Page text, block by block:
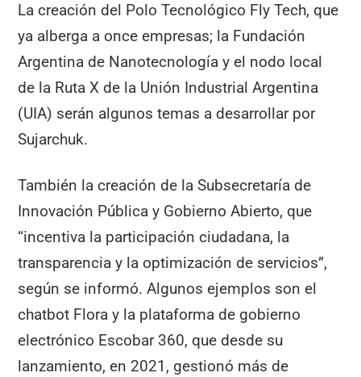
La creación del Polo Tecnológico Fly Tech, que
ya alberga a once empresas; la Fundación
Argentina de Nanotecnología y el nodo local
de la Ruta X de la Unión Industrial Argentina
(UIA) serán algunos temas a desarrollar por
Sujarchuk.
También la creación de la Subsecretaría de
Innovación Pública y Gobierno Abierto, que
“incentiva la participación ciudadana, la
transparencia y la optimización de servicios”,
según se informó. Algunos ejemplos son el
chatbot Flora y la plataforma de gobierno
electrónico Escobar 360, que desde su
lanzamiento, en 2021, gestionó más de